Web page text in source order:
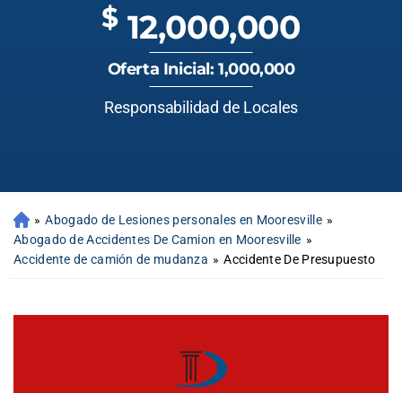
$ 12,000,000
Oferta Inicial: 1,000,000
Responsabilidad de Locales
» Abogado de Lesiones personales en Mooresville »
Abogado de Accidentes De Camion en Mooresville »
Accidente de camión de mudanza » Accidente De Presupuesto